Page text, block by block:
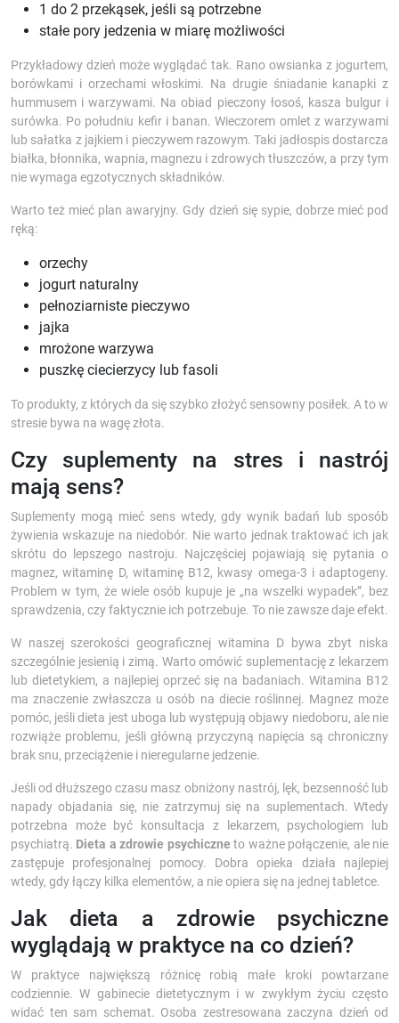
1 do 2 przekąsek, jeśli są potrzebne
stałe pory jedzenia w miarę możliwości
Przykładowy dzień może wyglądać tak. Rano owsianka z jogurtem,
borówkami i orzechami włoskimi. Na drugie śniadanie kanapki z
hummusem i warzywami. Na obiad pieczony łosoś, kasza bulgur i
surówka. Po południu kefir i banan. Wieczorem omlet z warzywami
lub sałatka z jajkiem i pieczywem razowym. Taki jadłospis dostarcza
białka, błonnika, wapnia, magnezu i zdrowych tłuszczów, a przy tym
nie wymaga egzotycznych składników.
Warto też mieć plan awaryjny. Gdy dzień się sypie, dobrze mieć pod
ręką:
orzechy
jogurt naturalny
pełnoziarniste pieczywo
jajka
mrożone warzywa
puszkę ciecierzycy lub fasoli
To produkty, z których da się szybko złożyć sensowny posiłek. A to w
stresie bywa na wagę złota.
Czy suplementy na stres i nastrój
mają sens?
Suplementy mogą mieć sens wtedy, gdy wynik badań lub sposób
żywienia wskazuje na niedobór. Nie warto jednak traktować ich jak
skrótu do lepszego nastroju. Najczęściej pojawiają się pytania o
magnez, witaminę D, witaminę B12, kwasy omega-3 i adaptogeny.
Problem w tym, że wiele osób kupuje je „na wszelki wypadek”, bez
sprawdzenia, czy faktycznie ich potrzebuje. To nie zawsze daje efekt.
W naszej szerokości geograficznej witamina D bywa zbyt niska
szczególnie jesienią i zimą. Warto omówić suplementację z lekarzem
lub dietetykiem, a najlepiej oprzeć się na badaniach. Witamina B12
ma znaczenie zwłaszcza u osób na diecie roślinnej. Magnez może
pomóc, jeśli dieta jest uboga lub występują objawy niedoboru, ale nie
rozwiąże problemu, jeśli główną przyczyną napięcia są chroniczny
brak snu, przeciążenie i nieregularne jedzenie.
Jeśli od dłuższego czasu masz obniżony nastrój, lęk, bezsenność lub
napady objadania się, nie zatrzymuj się na suplementach. Wtedy
potrzebna może być konsultacja z lekarzem, psychologiem lub
psychiatrą. Dieta a zdrowie psychiczne to ważne połączenie, ale nie
zastępuje profesjonalnej pomocy. Dobra opieka działa najlepiej
wtedy, gdy łączy kilka elementów, a nie opiera się na jednej tabletce.
Jak dieta a zdrowie psychiczne
wyglądają w praktyce na co dzień?
W praktyce największą różnicę robią małe kroki powtarzane
codziennie. W gabinecie dietetycznym i w zwykłym życiu często
widać ten sam schemat. Osoba zestresowana zaczyna dzień od